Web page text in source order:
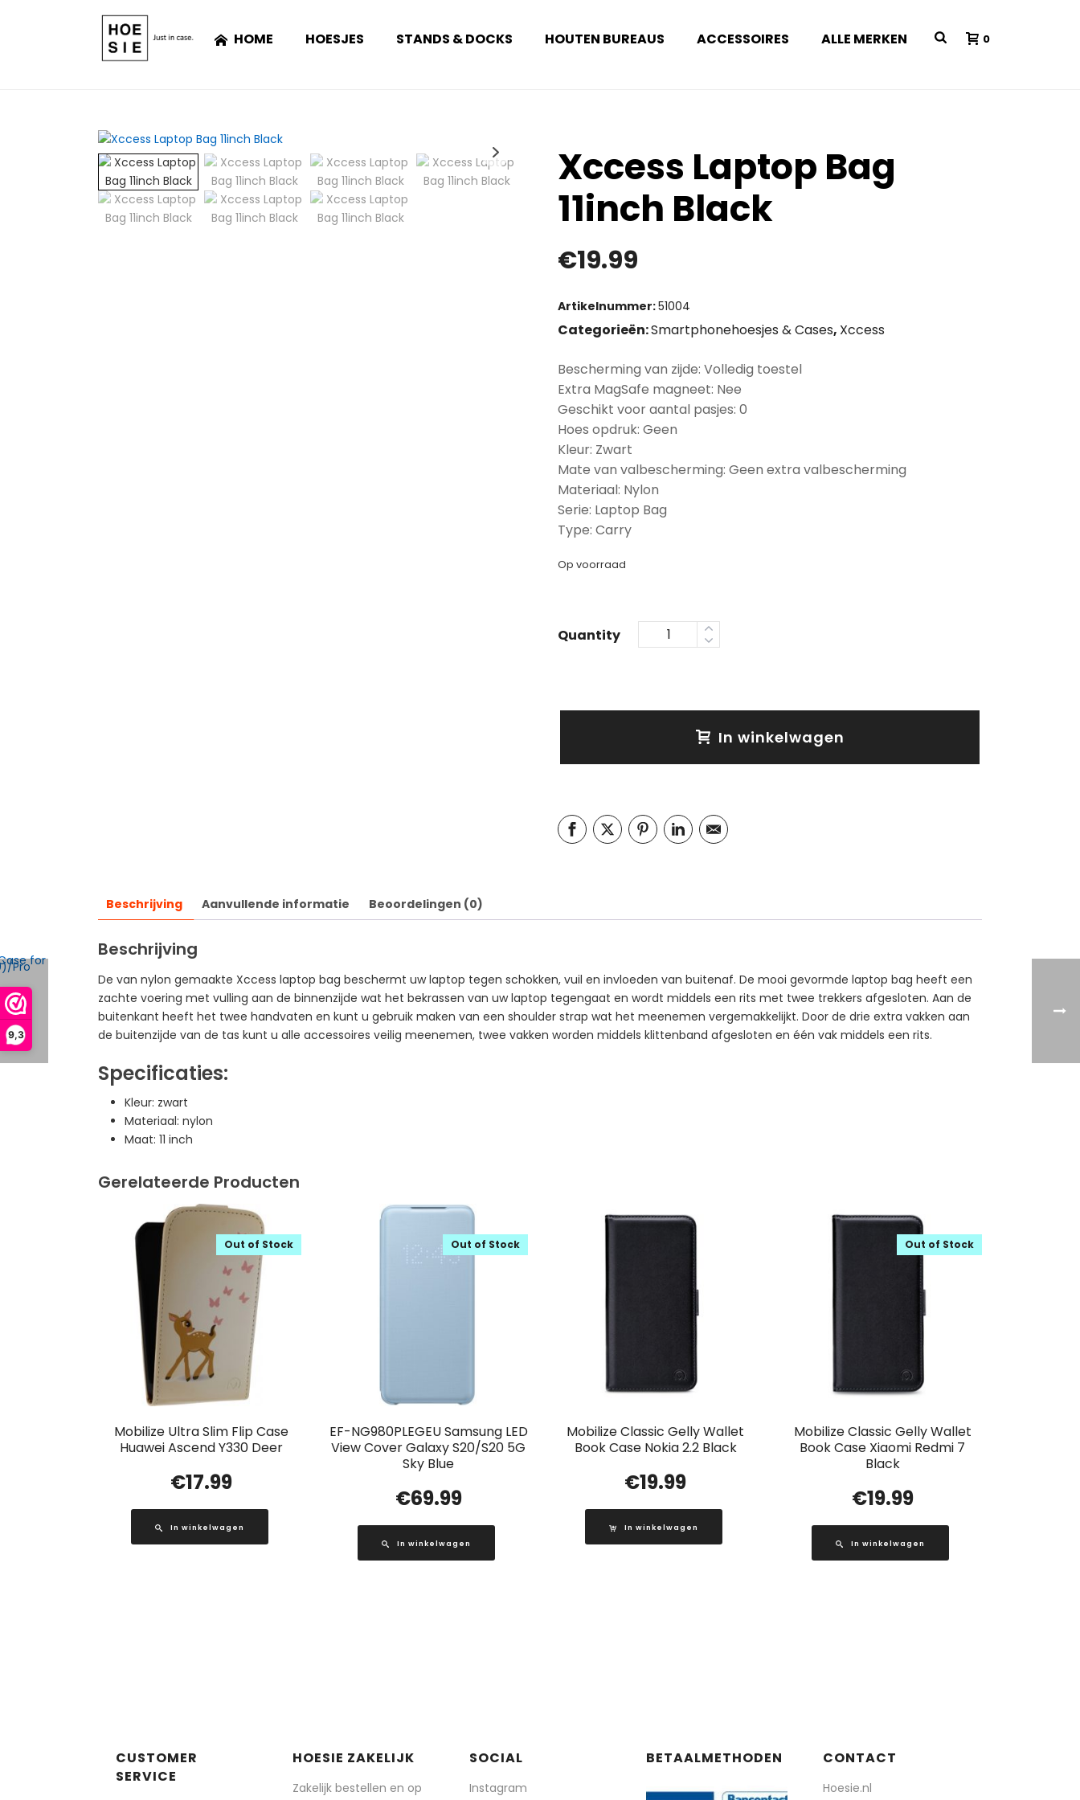
9,3
HOME HOESJES STANDS & DOCKS HOUTEN BUREAUS ACCESSOIRES ALLE MERKEN 0
Xccess Laptop Bag
11inch Black
€19.99
Artikelnummer:51004
Categorieën:Smartphonehoesjes & Cases, Xccess
Bescherming van zijde: Volledig toestel
Extra MagSafe magneet: Nee
Geschikt voor aantal pasjes: 0
Hoes opdruk: Geen
Kleur: Zwart
Mate van valbescherming: Geen extra valbescherming
Materiaal: Nylon
Serie: Laptop Bag
Type: Carry
Op voorraad
Quantity
In winkelwagen
Beschrijving Aanvullende informatie Beoordelingen (0)
Beschrijving
De van nylon gemaakte Xccess laptop bag beschermt uw laptop tegen schokken, vuil en invloeden van buitenaf. De mooi gevormde laptop bag heeft een
zachte voering met vulling aan de binnenzijde wat het bekrassen van uw laptop tegengaat en wordt middels een rits met twee trekkers afgesloten. Aan de
buitenkant heeft het twee handvaten en kunt u gebruik maken van een shoulder strap wat het meenemen vergemakkelijkt. Door de drie extra vakken aan
de buitenzijde van de tas kunt u alle accessoires veilig meenemen, twee vakken worden middels klittenband afgesloten en één vak middels een rits.
Specificaties:
Kleur: zwart
Materiaal: nylon
Maat: 11 inch
Gerelateerde Producten
Mobilize Ultra Slim Flip Case
Huawei Ascend Y330 Deer
Out of Stock
€17.99
In winkelwagen
EF-NG980PLEGEU Samsung LED
View Cover Galaxy S20/S20 5G
Sky Blue
Out of Stock
€69.99
In winkelwagen
Mobilize Classic Gelly Wallet
Book Case Nokia 2.2 Black
€19.99
In winkelwagen
Mobilize Classic Gelly Wallet
Book Case Xiaomi Redmi 7
Black
Out of Stock
€19.99
In winkelwagen
CUSTOMER
SERVICE
HOESIE ZAKELIJK
Zakelijk bestellen en op
SOCIAL
Instagram
BETAALMETHODEN CONTACT
Hoesie.nl